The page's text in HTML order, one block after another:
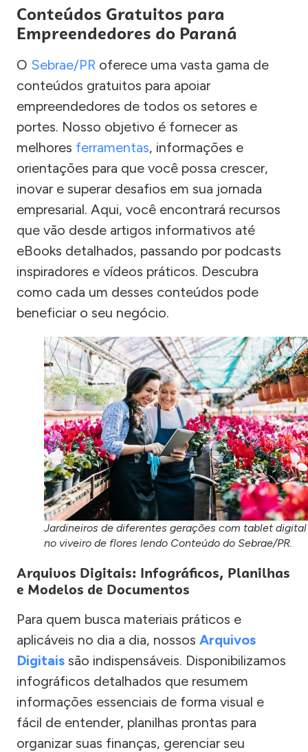
Conteúdos Gratuitos para
Empreendedores do Paraná
O Sebrae/PR oferece uma vasta gama de
conteúdos gratuitos para apoiar
empreendedores de todos os setores e
portes. Nosso objetivo é fornecer as
melhores ferramentas, informações e
orientações para que você possa crescer,
inovar e superar desafios em sua jornada
empresarial. Aqui, você encontrará recursos
que vão desde artigos informativos até
eBooks detalhados, passando por podcasts
inspiradores e vídeos práticos. Descubra
como cada um desses conteúdos pode
beneficiar o seu negócio.
Jardineiros de diferentes gerações com tablet digital
no viveiro de flores lendo Conteúdo do Sebrae/PR.
Arquivos Digitais: Infográficos, Planilhas
e Modelos de Documentos
Para quem busca materiais práticos e
aplicáveis no dia a dia, nossos Arquivos
Digitais são indispensáveis. Disponibilizamos
infográficos detalhados que resumem
informações essenciais de forma visual e
fácil de entender, planilhas prontas para
organizar suas finanças, gerenciar seu